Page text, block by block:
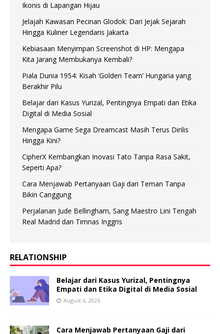
Ikonis di Lapangan Hijau
Jelajah Kawasan Pecinan Glodok: Dari Jejak Sejarah
Hingga Kuliner Legendaris Jakarta
Kebiasaan Menyimpan Screenshot di HP: Mengapa
Kita Jarang Membukanya Kembali?
Piala Dunia 1954: Kisah ‘Golden Team’ Hungaria yang
Berakhir Pilu
Belajar dari Kasus Yurizal, Pentingnya Empati dan Etika
Digital di Media Sosial
Mengapa Game Sega Dreamcast Masih Terus Dirilis
Hingga Kini?
CipherX Kembangkan Inovasi Tato Tanpa Rasa Sakit,
Seperti Apa?
Cara Menjawab Pertanyaan Gaji dari Teman Tanpa
Bikin Canggung
Perjalanan Jude Bellingham, Sang Maestro Lini Tengah
Real Madrid dan Timnas Inggris
RELATIONSHIP
Belajar dari Kasus Yurizal, Pentingnya
Empati dan Etika Digital di Media Sosial
August 6, 2026
Cara Menjawab Pertanyaan Gaji dari